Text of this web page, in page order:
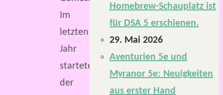
Im
letzten
Jahr
startete
der
Homebrew-Schauplatz ist
für DSA 5 erschienen.
29. Mai 2026
Aventurien 5e und
Myranor 5e: Neuigkeiten
aus erster Hand